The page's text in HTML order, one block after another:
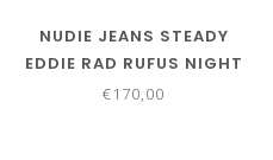
NUDIE JEANS STEADY
EDDIE RAD RUFUS NIGHT
TRACKS
€170,00